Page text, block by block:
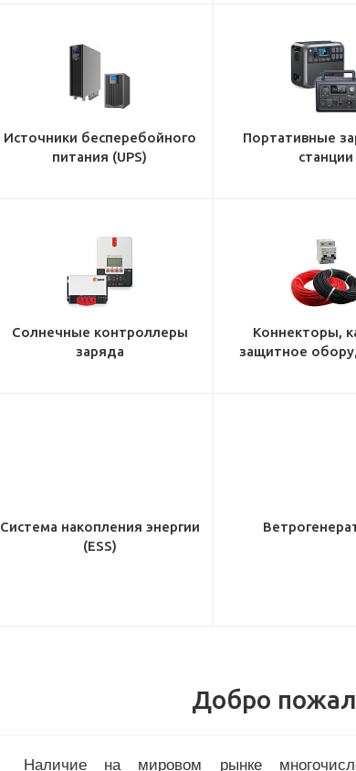
Источники бесперебойного
питания (UPS)
Портативные
станции
Солнечные контроллеры
заряда
Коннекторы,
защитное
Система накопления энергии
(ESS)
Добро
Наличие на мировом рынке